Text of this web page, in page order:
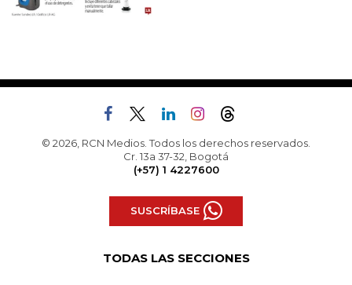
© 2026, RCN Medios. Todos los derechos reservados.
Cr. 13a 37-32, Bogotá
(+57) 1 4227600
SUSCRÍBASE
TODAS LAS SECCIONES